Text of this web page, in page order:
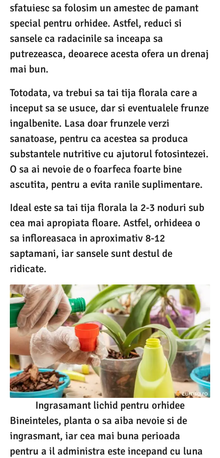
sfatuiesc sa folosim un amestec de pamant
special pentru orhidee. Astfel, reduci si
sansele ca radacinile sa inceapa sa
putrezeasca, deoarece acesta ofera un drenaj
mai bun.
Totodata, va trebui sa tai tija florala care a
inceput sa se usuce, dar si eventualele frunze
ingalbenite. Lasa doar frunzele verzi
sanatoase, pentru ca acestea sa produca
substantele nutritive cu ajutorul fotosintezei.
O sa ai nevoie de o foarfeca foarte bine
ascutita, pentru a evita ranile suplimentare.
Ideal este sa tai tija florala la 2-3 noduri sub
cea mai apropiata floare. Astfel, orhideea o
sa infloreasaca in aproximativ 8-12
saptamani, iar sansele sunt destul de
ridicate.
Ingrasamant lichid pentru orhidee
Bineinteles, planta o sa aiba nevoie si de
ingrasmant, iar cea mai buna perioada
pentru a il administra este incepand cu luna